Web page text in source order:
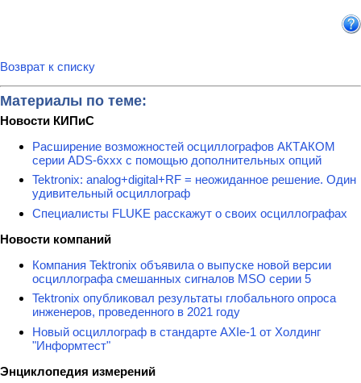
Возврат к списку
Материалы по теме:
Новости КИПиС
Расширение возможностей осциллографов АКТАКОМ
серии ADS-6ххх с помощью дополнительных опций
Tektronix: analog+digital+RF = неожиданное решение. Один
удивительный осциллограф
Специалисты FLUKE расскажут о своих осциллографах
Новости компаний
Компания Tektronix объявила о выпуске новой версии
осциллографа смешанных сигналов MSO серии 5
Tektronix опубликовал результаты глобального опроса
инженеров, проведенного в 2021 году
Новый осциллограф в стандарте AXIe-1 от Холдинг
"Информтест"
Энциклопедия измерений